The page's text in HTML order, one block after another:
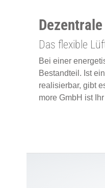
Das flexible
Bei einer
Bestandteil. Ist
realisierbar, gibt
more GmbH ist